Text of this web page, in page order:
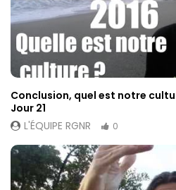
Conclusion, quel est notre
Jour 21
L'ÉQUIPE RGNR
0